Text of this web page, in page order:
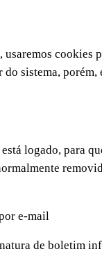
usaremos cookies
sistema,
logado, para
e-mail
de boletim